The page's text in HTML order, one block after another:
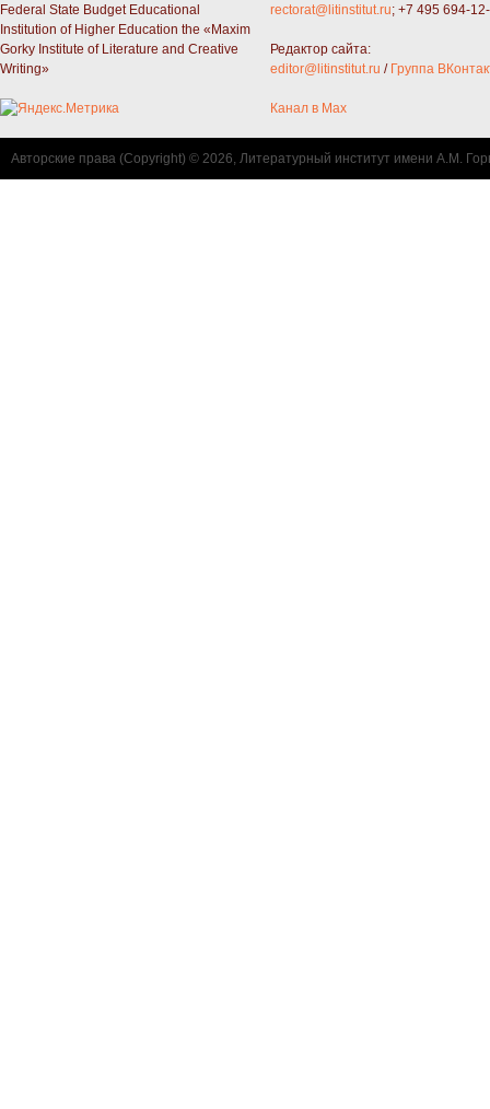
Federal State Budget Educational
Institution of Higher Education the «Maxim
Gorky Institute of Literature and Creative
Writing»
rectorat@litinstitut.ru; +7 495 694-
Редактор сайта:
editor@litinstitut.ru / Группа
Канал в Max
Авторские права (Copyright) © 2026, Литературный институт имени А.М.